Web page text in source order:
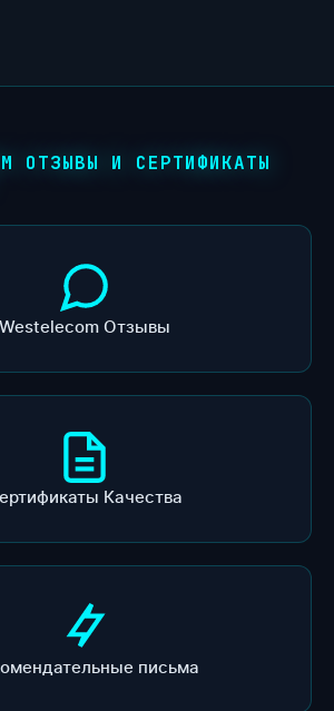
ОТЗЫВЫ И СЕРТИФИКАТЫ
Westelecom Отзывы
Качества
письма